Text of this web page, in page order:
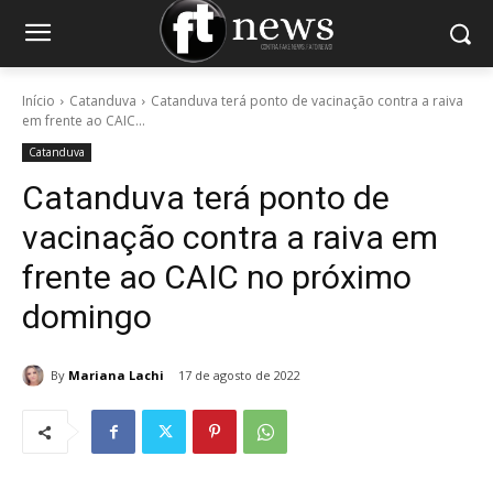
Início Catanduva
Catanduva terá ponto de vacinação contra a raiva
em frente ao CAIC...
Catanduva
Catanduva terá ponto de
vacinação contra a raiva em
frente ao CAIC no próximo
domingo
By Mariana Lachi 17 de agosto de 2022